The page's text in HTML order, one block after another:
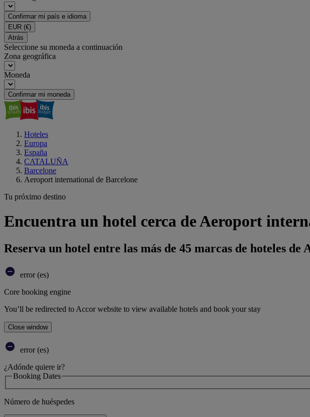
Confirmar mi país e idioma
EUR (€)
Atrás
Seleccione su moneda a continuación
Zona geográfica
Moneda
Confirmar mi moneda
Hoteles
Europa
España
CATALUÑA
Barcelone
Aeroport international de Barcelone
Tu próximo destino
Encuentra un hotel cerca de Aeroport
Reserva un hotel entre las más de 45 marcas de hoteles de
error (es)
Core booking engine
You’ll be redirected to Accor website to view available hotels and book your stay
Close window
error (es)
¿Adónde quiere ir?
Booking Dates
Número de huéspedes